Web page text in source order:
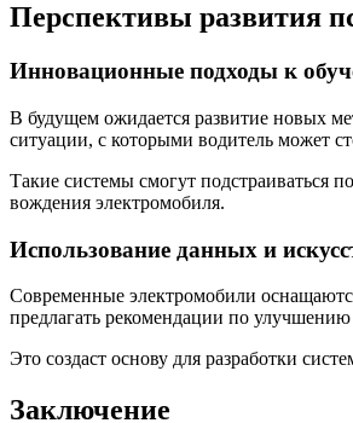
Перспективы развития
Инновационные подходы к
В будущем ожидается развитие новых
ситуации, с которыми водитель может
Такие системы смогут подстраиваться
вождения электромобиля.
Использование данных и
Современные электромобили
предлагать рекомендации по
Это создаст основу для разработки
Заключение